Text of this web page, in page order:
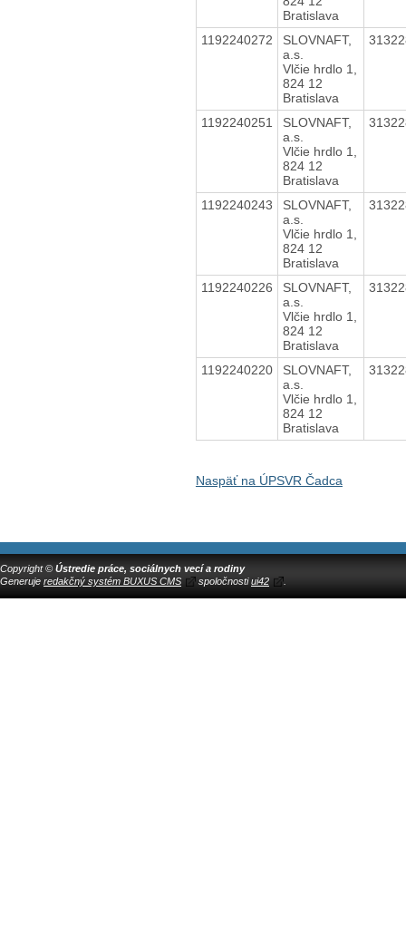
Bratislava
1192240272
SLOVNAFT,
a.s.
Vlčie hrdlo 1,
824 12
Bratislava
1192240251
SLOVNAFT,
a.s.
Vlčie hrdlo 1,
824 12
Bratislava
1192240243
SLOVNAFT,
a.s.
Vlčie hrdlo 1,
824 12
Bratislava
1192240226
SLOVNAFT,
a.s.
Vlčie hrdlo 1,
824 12
Bratislava
1192240220
SLOVNAFT,
a.s.
Vlčie hrdlo 1,
824 12
Bratislava
Naspäť na ÚPSVR Čadca
Copyright © Ústredie práce, sociálnych vecí a rodiny
Generuje redakčný systém BUXUS CMS spoločnostiui42